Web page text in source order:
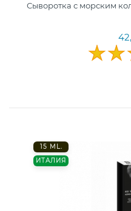
Сыворотка с морским
15 ML.
ИТАЛИЯ